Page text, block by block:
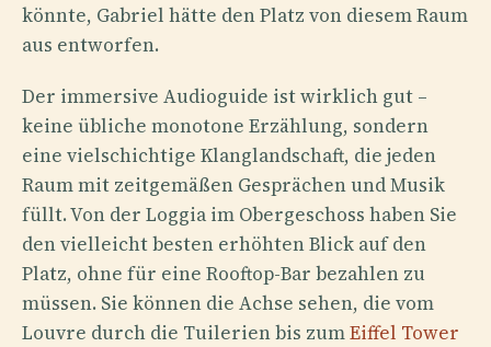
könnte, Gabriel hätte den Platz von diesem Raum
aus entworfen.
Der immersive Audioguide ist wirklich gut –
keine übliche monotone Erzählung, sondern
eine vielschichtige Klanglandschaft, die jeden
Raum mit zeitgemäßen Gesprächen und Musik
füllt. Von der Loggia im Obergeschoss haben Sie
den vielleicht besten erhöhten Blick auf den
Platz, ohne für eine Rooftop-Bar bezahlen zu
müssen. Sie können die Achse sehen, die vom
Louvre durch die Tuilerien bis zumEiffel Tower